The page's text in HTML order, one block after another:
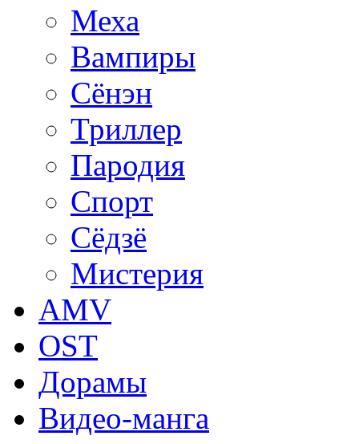
Меха
Вампиры
Сёнэн
Триллер
Пародия
Спорт
Сёдзё
Мистерия
AMV
OST
Дорамы
Видео-манга